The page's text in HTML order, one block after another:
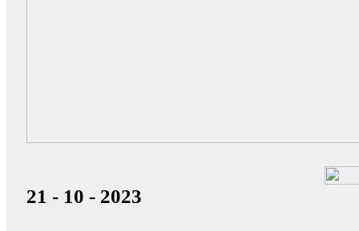
21 - 10 - 2023